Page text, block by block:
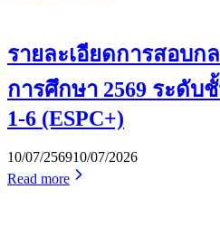
รายละเอียดการสอบก
การศึกษา 2569 ระดั
1-6 (ESPC+)
10/07/256910/07/2026
Read more